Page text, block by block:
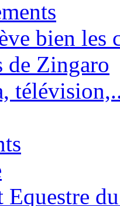
bien les
de Zingaro
Equestre